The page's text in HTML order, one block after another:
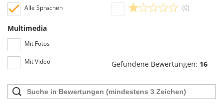
Robomow
Ryobi
S
S.T.P.
Alle Sprachen
Multimedia
Mit Fotos
Mit Video
(0)
Gefundene Bewertungen: 16